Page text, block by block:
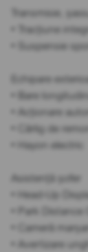
Transmisie, șasiu
• Tracțiune
• Suspensie
Echipare
• Bare
• Acționare
• Cârlig de
• Hayon electric
Asistență șofer
• Head-Up
• Park Distance
• Cameră
• Avertizare